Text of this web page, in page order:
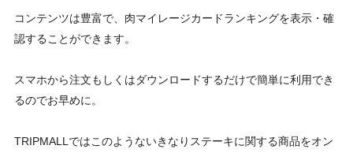
コンテンツは豊富で、肉マイレージカードランキングを表示・確
認することができます。
スマホから注文もしくはダウンロードするだけで簡単に利用でき
るのでお早めに。
TRIPMALLではこのようないきなりステーキに関する商品をオン